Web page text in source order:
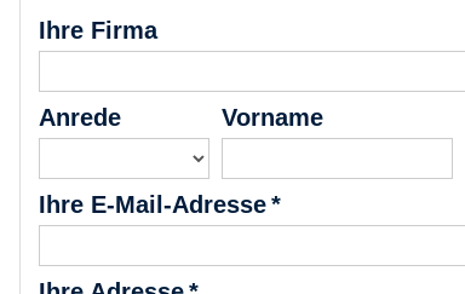
Ihre Firma
Anrede Vorname
Ihre E-Mail-Adresse *